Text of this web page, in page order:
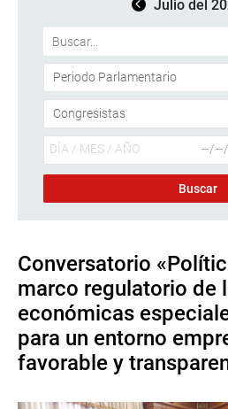
Julio del
Conversatorio
marco regulatorio de
económicas
para un entorno
favorable y